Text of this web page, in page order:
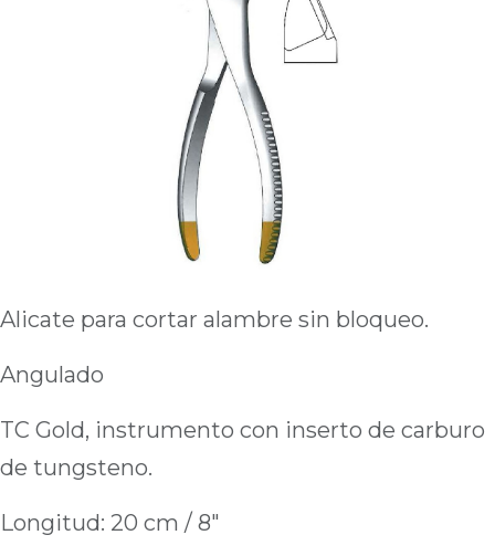
Alicate para cortar alambre sin bloqueo.
Angulado
TC Gold, instrumento con inserto de carburo
de tungsteno.
Longitud: 20 cm / 8"